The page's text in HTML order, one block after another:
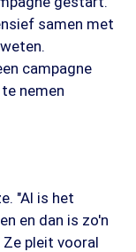
samen met
campagne
nemen
"Al is het
en dan is zo'n
pleit vooral